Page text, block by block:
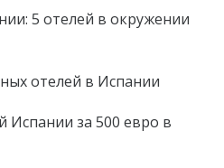
5 отелей в окружении
отелей в Испании
Испании за 500 евро в